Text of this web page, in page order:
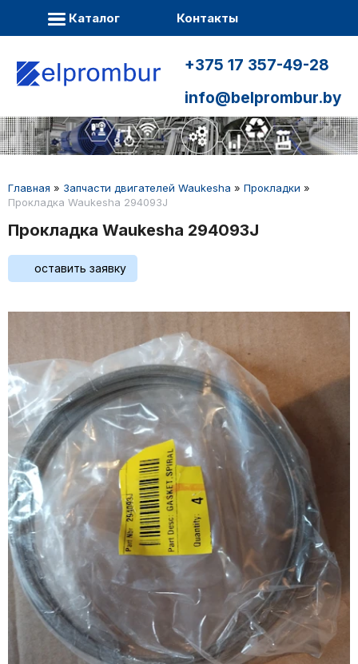
Каталог Контакты
+375 17 357-49-28
info@belprombur.by
Главная » Запчасти двигателей Waukesha » Прокладки »
Прокладка Waukesha 294093J
Прокладка Waukesha 294093J
оставить заявку